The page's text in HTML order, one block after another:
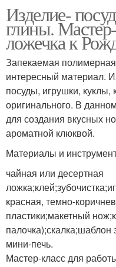
Изделие-
глины.
ложечка к
Запекаемая
интересный материал.
посуды, игрушки, куклы,
оригинального. В
для создания вкусных
ароматной клюквой.
Материалы и
чайная или десертная
красная, темно-
пластики;макетный
палочка);скалка;шаблон
мини-печь.
Мастер-класс для